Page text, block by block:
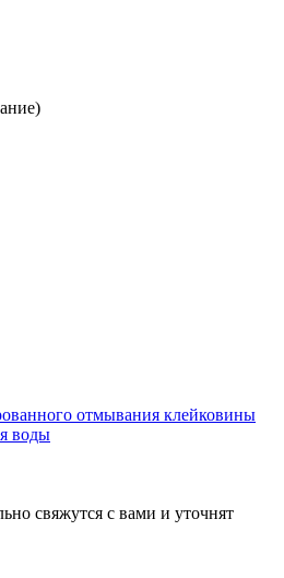
отмывания клейковины
воды
свяжутся с вами и уточнят